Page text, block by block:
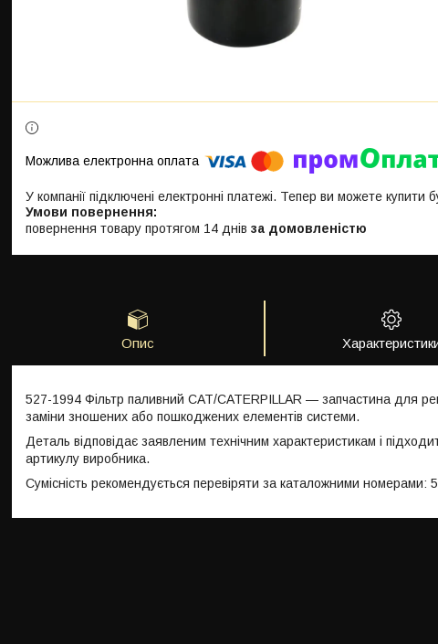
У компанії підключені електронні платежі. Тепер ви можете
повернення товару протягом 14 днів за домовленістю
Опис
527-1994 Фільтр паливний CAT/CATERPILLAR — запчастина для
заміни зношених або пошкоджених елементів системи.
Деталь відповідає заявленим технічним характеристикам і
артикулу виробника.
Сумісність рекомендується перевіряти за каталожними номерами: